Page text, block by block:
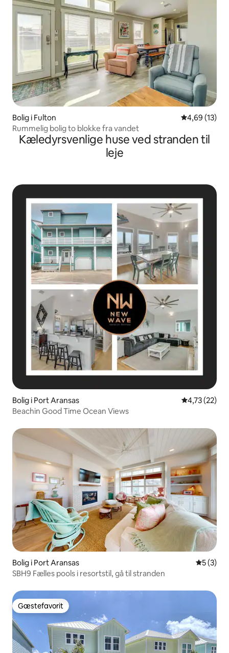
Bolig i Fulton 4,69 ud af 5
4,69 (13)
Rummelig bolig to blokke fra vandet
Kæledyrsvenlige huse ved stranden til
leje
Bolig i Port Aransas 4,73 ud af 5
4,73 (22)
Beachin Good Time Ocean Views
Bolig i Port Aransas 5 ud af 5
5 (3)
SBH9 Fælles pools i resortstil, gå til stranden
Gæstefavorit
Gæstefavorit